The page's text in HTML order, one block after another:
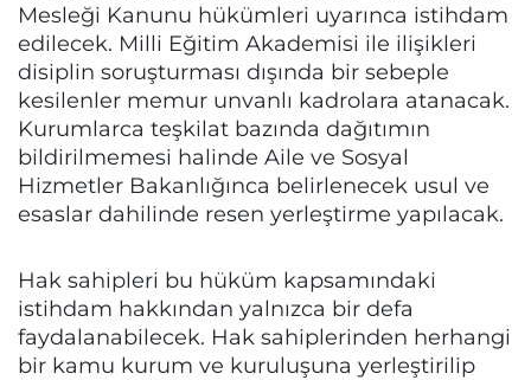
Mesleği Kanunu hükümleri uyarınca istihdam
edilecek. Milli Eğitim Akademisi ile ilişikleri
disiplin soruşturması dışında bir sebeple
kesilenler memur unvanlı kadrolara atanacak.
Kurumlarca teşkilat bazında dağıtımın
bildirilmemesi halinde Aile ve Sosyal
Hizmetler Bakanlığınca belirlenecek usul ve
esaslar dahilinde resen yerleştirme yapılacak.
Hak sahipleri bu hüküm kapsamındaki
istihdam hakkından yalnızca bir defa
faydalanabilecek. Hak sahiplerinden herhangi
bir kamu kurum ve kuruluşuna yerleştirilip